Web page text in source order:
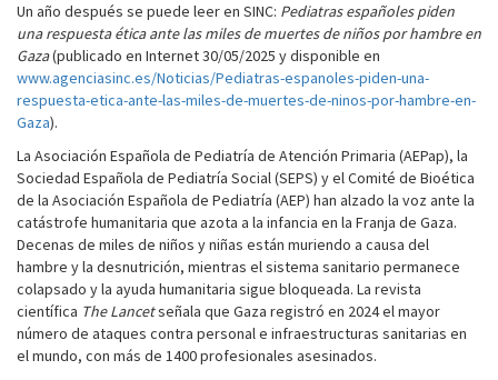
Un año después se puede leer en SINC: Pediatras españoles piden
una respuesta ética ante las miles de muertes de niños por hambre en
Gaza(publicado en Internet 30/05/2025 y disponible en
www.agenciasinc.es/Noticias/Pediatras-espanoles-piden-una-
respuesta-etica-ante-las-miles-de-muertes-de-ninos-por-hambre-en-
Gaza).
La Asociación Española de Pediatría de Atención Primaria (AEPap), la
Sociedad Española de Pediatría Social (SEPS) y el Comité de Bioética
de la Asociación Española de Pediatría (AEP) han alzado la voz ante la
catástrofe humanitaria que azota a la infancia en la Franja de Gaza.
Decenas de miles de niños y niñas están muriendo a causa del
hambre y la desnutrición, mientras el sistema sanitario permanece
colapsado y la ayuda humanitaria sigue bloqueada. La revista
científica The Lancetseñala que Gaza registró en 2024 el mayor
número de ataques contra personal e infraestructuras sanitarias en
el mundo, con más de 1400 profesionales asesinados.